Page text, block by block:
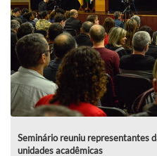
Seminário reuniu representantes
unidades acadêmicas